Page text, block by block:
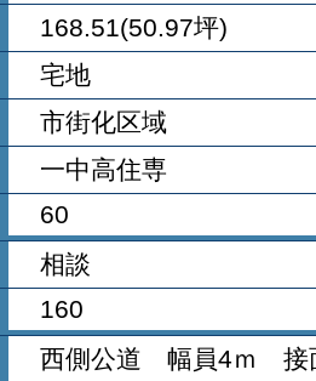
168.51(50.97坪)
宅地
市街化区域
一中高住専
60
相談
160
西側公道 幅員4ｍ 接